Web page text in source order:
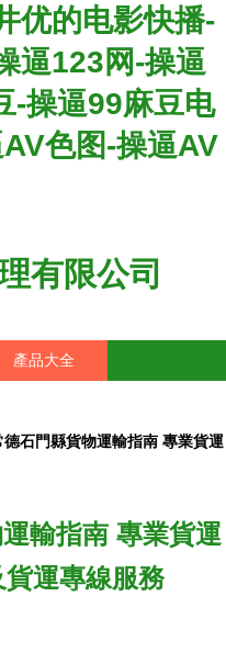
优的电影快播-
逼123网-操逼
-操逼99麻豆电
色图-操逼AV
有限公司
產品大全
德石門縣貨物運輸指南 專業貨運
輸指南 專業貨運
運專線服務